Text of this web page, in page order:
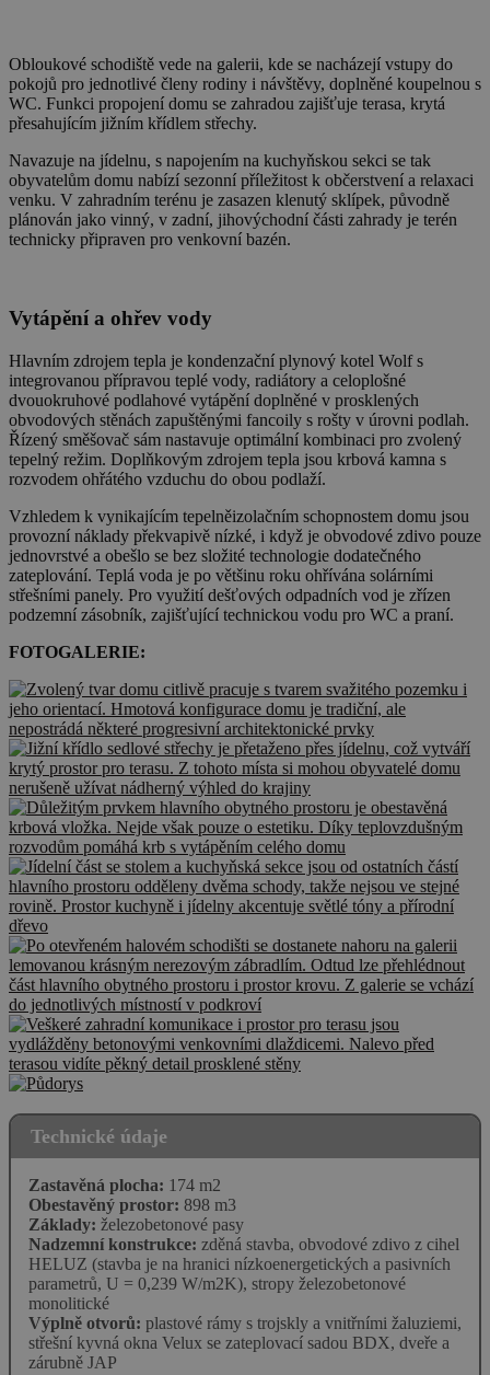
Obloukové schodiště vede na galerii, kde se nacházejí vstupy do
pokojů pro jednotlivé členy rodiny i návštěvy, doplněné koupelnou s
WC. Funkci propojení domu se zahradou zajišťuje terasa, krytá
přesahujícím jižním křídlem střechy.
Navazuje na jídelnu, s napojením na kuchyňskou sekci se tak
obyvatelům domu nabízí sezonní příležitost k občerstvení a relaxaci
venku. V zahradním terénu je zasazen klenutý sklípek, původně
plánován jako vinný, v zadní, jihovýchodní části zahrady je terén
technicky připraven pro venkovní bazén.
Vytápění a ohřev vody
Hlavním zdrojem tepla je kondenzační plynový kotel Wolf s
integrovanou přípravou teplé vody, radiátory a celoplošné
dvouokruhové podlahové vytápění doplněné v prosklených
obvodových stěnách zapuštěnými fancoily s rošty v úrovni podlah.
Řízený směšovač sám nastavuje optimální kombinaci pro zvolený
tepelný režim. Doplňkovým zdrojem tepla jsou krbová kamna s
rozvodem ohřátého vzduchu do obou podlaží.
Vzhledem k vynikajícím tepelněizolačním schopnostem domu jsou
provozní náklady překvapivě nízké, i když je obvodové zdivo pouze
jednovrstvé a obešlo se bez složité technologie dodatečného
zateplování. Teplá voda je po většinu roku ohřívána solárními
střešními panely. Pro využití dešťových odpadních vod je zřízen
podzemní zásobník, zajišťující technickou vodu pro WC a praní.
FOTOGALERIE:
Technické údaje
Zastavěná plocha: 174 m2
Obestavěný prostor: 898 m3
Základy: železobetonové pasy
Nadzemní konstrukce: zděná stavba, obvodové zdivo z cihel
HELUZ (stavba je na hranici nízkoenergetických a pasivních
parametrů, U = 0,239 W/m2K), stropy železobetonové
monolitické
Výplně otvorů: plastové rámy s trojskly a vnitřními žaluziemi,
střešní kyvná okna Velux se zateplovací sadou BDX, dveře a
zárubně JAP